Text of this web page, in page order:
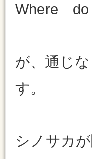
Where do
が、通じ
す。
シノサカ